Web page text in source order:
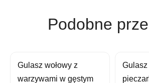
Podobne
Gulasz wołowy z
warzywami w gęstym
Gulasz